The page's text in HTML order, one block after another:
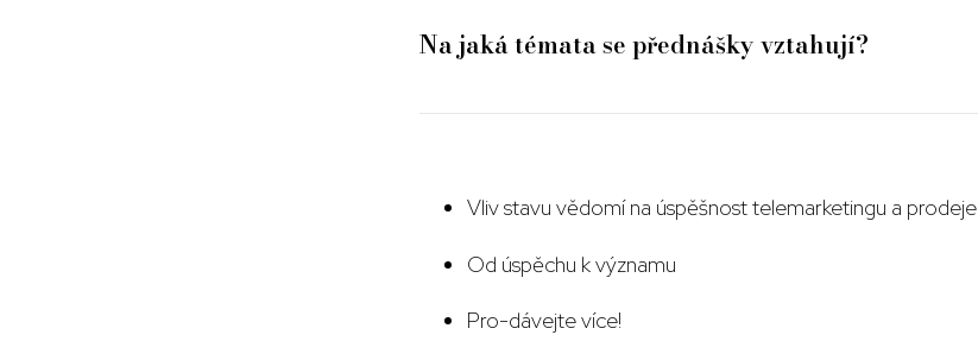
Na jaká témata se přednášky vztahují?
Vliv stavu vědomí na úspěšnost telemarketingu a prodeje
Od úspěchu k významu
Pro-dávejte více!